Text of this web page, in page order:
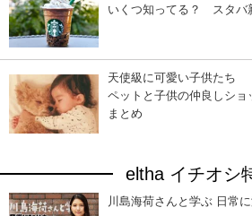
いくつ知ってる？ スタバ
天使級に可愛い子供たち
ペットと子供の仲良しシ
まとめ
eltha イチオシ
川島海荷さんと学ぶ 日常